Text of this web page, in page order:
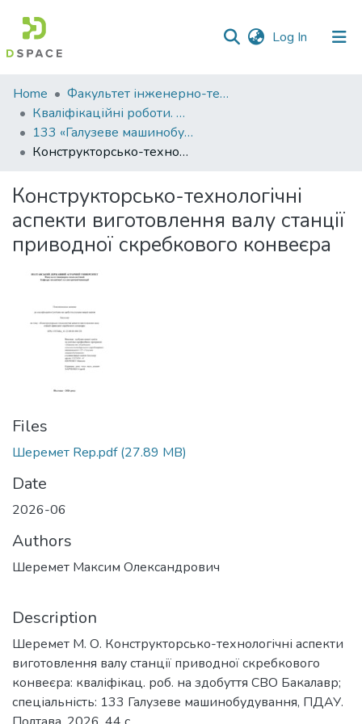
Log In (current)
Communities
&
Collections
All of DSpace
Statistics
Home
Факультет інженерно-технологічний
Кваліфікаційні роботи. Факультет інженерно-технологічний
133 «Галузеве машинобудування» - Бакалаври 2025-2026
Конструкторсько-технологічні аспекти виготовлення валу станції приводної скребкового конвеєра
Конструкторсько-технологічні
аспекти виготовлення валу станції
приводної скребкового конвеєра
Files
Шеремет Rep.pdf(27.89 MB)
Date
2026-06
Authors
Шеремет Максим Олександрович
Description
Шеремет М. О. Конструкторсько-технологічні аспекти
виготовлення валу станції приводної скребкового
конвеєра: кваліфікац. роб. на здобуття СВО Бакалавр;
спеціальність: 133 Галузеве машинобудування, ПДАУ.